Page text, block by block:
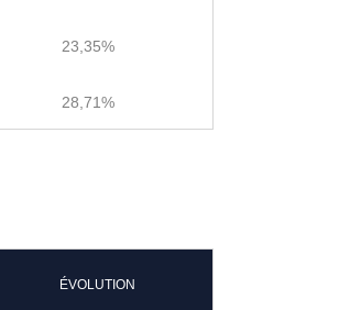
23,35%
28,71%
ÉVOLUTION